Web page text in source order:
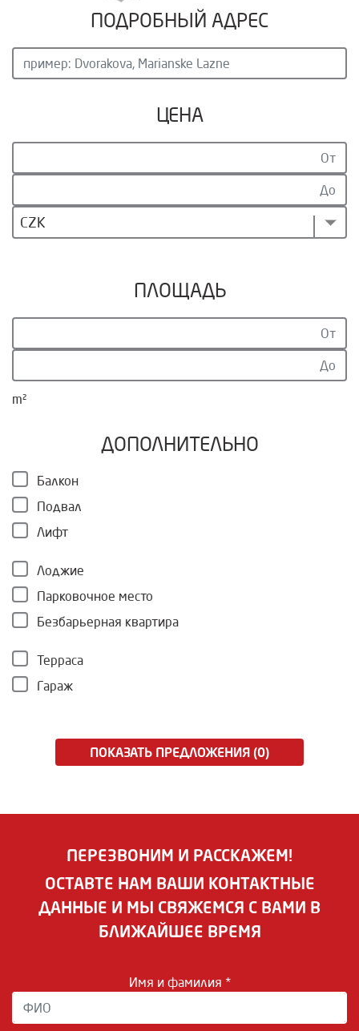
ПОДРОБНЫЙ АДРЕС
ЦЕНА
CZK
ПЛОЩАДЬ
m²
ДОПОЛНИТЕЛЬНО
Балкон
Подвал
Лифт
Лоджие
Парковочное место
Безбарьерная квартира
Терраса
Гараж
ПОКАЗАТЬ ПРЕДЛОЖЕНИЯ (0)
ПЕРЕЗВОНИМ И РАССКАЖЕМ!
ОСТАВТЕ НАМ ВАШИ КОНТАКТНЫЕ
ДАННЫЕ И МЫ СВЯЖЕМСЯ С ВАМИ В
БЛИЖАЙШЕЕ ВРЕМЯ
Имя и фамилия *